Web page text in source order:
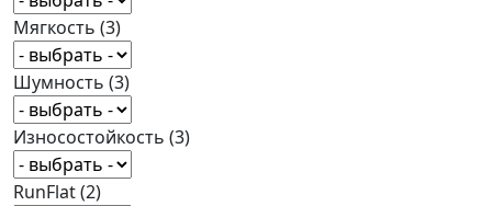
Мягкость (3)
Шумность (3)
Износостойкость (3)
RunFlat(2)